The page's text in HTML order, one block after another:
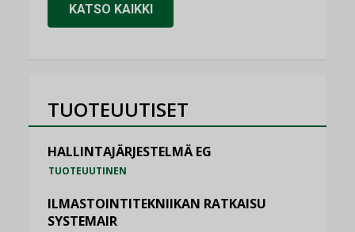
KATSO KAIKKI
TUOTEUUTISET
HALLINTAJÄRJESTELMÄ EG
TUOTEUUTINEN
ILMASTOINTITEKNIIKAN RATKAISU
SYSTEMAIR